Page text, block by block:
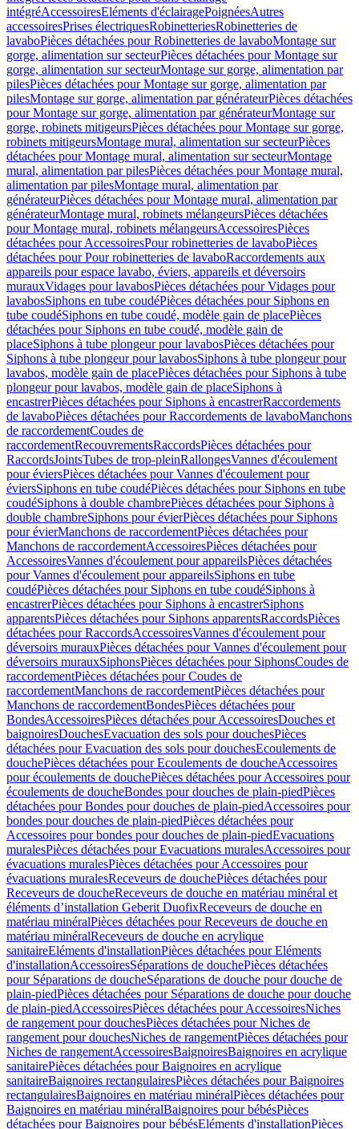
intégréAccessoiresEléments d'éclairagePoignéesAutres
accessoiresPrises électriquesRobinetteriesRobinetteries de
lavaboPièces détachées pour Robinetteries de lavaboMontage sur
gorge, alimentation sur secteurPièces détachées pour Montage sur
gorge, alimentation sur secteurMontage sur gorge, alimentation par
pilesPièces détachées pour Montage sur gorge, alimentation par
pilesMontage sur gorge, alimentation par générateurPièces détachées
pour Montage sur gorge, alimentation par générateurMontage sur
gorge, robinets mitigeursPièces détachées pour Montage sur gorge,
robinets mitigeursMontage mural, alimentation sur secteurPièces
détachées pour Montage mural, alimentation sur secteurMontage
mural, alimentation par pilesPièces détachées pour Montage mural,
alimentation par pilesMontage mural, alimentation par
générateurPièces détachées pour Montage mural, alimentation par
générateurMontage mural, robinets mélangeursPièces détachées
pour Montage mural, robinets mélangeursAccessoiresPièces
détachées pour AccessoiresPour robinetteries de lavaboPièces
détachées pour Pour robinetteries de lavaboRaccordements aux
appareils pour espace lavabo, éviers, appareils et déversoirs
murauxVidages pour lavabosPièces détachées pour Vidages pour
lavabosSiphons en tube coudéPièces détachées pour Siphons en
tube coudéSiphons en tube coudé, modèle gain de placePièces
détachées pour Siphons en tube coudé, modèle gain de
placeSiphons à tube plongeur pour lavabosPièces détachées pour
Siphons à tube plongeur pour lavabosSiphons à tube plongeur pour
lavabos, modèle gain de placePièces détachées pour Siphons à tube
plongeur pour lavabos, modèle gain de placeSiphons à
encastrerPièces détachées pour Siphons à encastrerRaccordements
de lavaboPièces détachées pour Raccordements de lavaboManchons
de raccordementCoudes de
raccordementRecouvrementsRaccordsPièces détachées pour
RaccordsJointsTubes de trop-pleinRallongesVannes d'écoulement
pour éviersPièces détachées pour Vannes d'écoulement pour
éviersSiphons en tube coudéPièces détachées pour Siphons en tube
coudéSiphons à double chambrePièces détachées pour Siphons à
double chambreSiphons pour évierPièces détachées pour Siphons
pour évierManchons de raccordementPièces détachées pour
Manchons de raccordementAccessoiresPièces détachées pour
AccessoiresVannes d'écoulement pour appareilsPièces détachées
pour Vannes d'écoulement pour appareilsSiphons en tube
coudéPièces détachées pour Siphons en tube coudéSiphons à
encastrerPièces détachées pour Siphons à encastrerSiphons
apparentsPièces détachées pour Siphons apparentsRaccordsPièces
détachées pour RaccordsAccessoiresVannes d'écoulement pour
déversoirs murauxPièces détachées pour Vannes d'écoulement pour
déversoirs murauxSiphonsPièces détachées pour SiphonsCoudes de
raccordementPièces détachées pour Coudes de
raccordementManchons de raccordementPièces détachées pour
Manchons de raccordementBondesPièces détachées pour
BondesAccessoiresPièces détachées pour AccessoiresDouches et
baignoiresDouchesEvacuation des sols pour douchesPièces
détachées pour Evacuation des sols pour douchesEcoulements de
douchePièces détachées pour Ecoulements de doucheAccessoires
pour écoulements de douchePièces détachées pour Accessoires pour
écoulements de doucheBondes pour douches de plain-piedPièces
détachées pour Bondes pour douches de plain-piedAccessoires pour
bondes pour douches de plain-piedPièces détachées pour
Accessoires pour bondes pour douches de plain-piedEvacuations
muralesPièces détachées pour Evacuations muralesAccessoires pour
évacuations muralesPièces détachées pour Accessoires pour
évacuations muralesReceveurs de douchePièces détachées pour
Receveurs de doucheReceveurs de douche en matériau minéral et
éléments d’installation Geberit DuofixReceveurs de douche en
matériau minéralPièces détachées pour Receveurs de douche en
matériau minéralReceveurs de douche en acrylique
sanitaireEléments d'installationPièces détachées pour Eléments
d'installationAccessoiresSéparations de douchePièces détachées
pour Séparations de doucheSéparations de douche pour douche de
plain-piedPièces détachées pour Séparations de douche pour douche
de plain-piedAccessoiresPièces détachées pour AccessoiresNiches
de rangement pour douchesPièces détachées pour Niches de
rangement pour douchesNiches de rangementPièces détachées pour
Niches de rangementAccessoiresBaignoiresBaignoires en acrylique
sanitairePièces détachées pour Baignoires en acrylique
sanitaireBaignoires rectangulairesPièces détachées pour Baignoires
rectangulairesBaignoires en matériau minéralPièces détachées pour
Baignoires en matériau minéralBaignoires pour bébésPièces
détachées pour Baignoires pour bébésEléments d'installationPièces